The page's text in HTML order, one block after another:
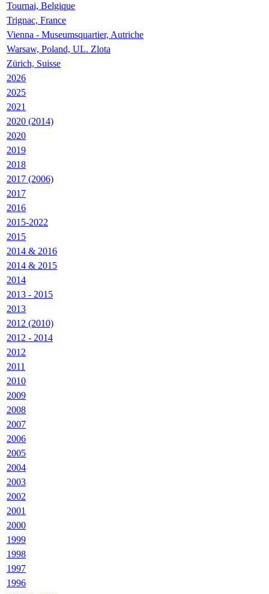
Tournai, Belgique
Trignac, France
Vienna - Museumsquartier, Autriche
Warsaw, Poland, UL. Zlota
Zürich, Suisse
2026
2025
2021
2020 (2014)
2020
2019
2018
2017 (2006)
2017
2016
2015-2022
2015
2014 & 2016
2014 & 2015
2014
2013 - 2015
2013
2012 (2010)
2012 - 2014
2012
2011
2010
2009
2008
2007
2006
2005
2004
2003
2002
2001
2000
1999
1998
1997
1996